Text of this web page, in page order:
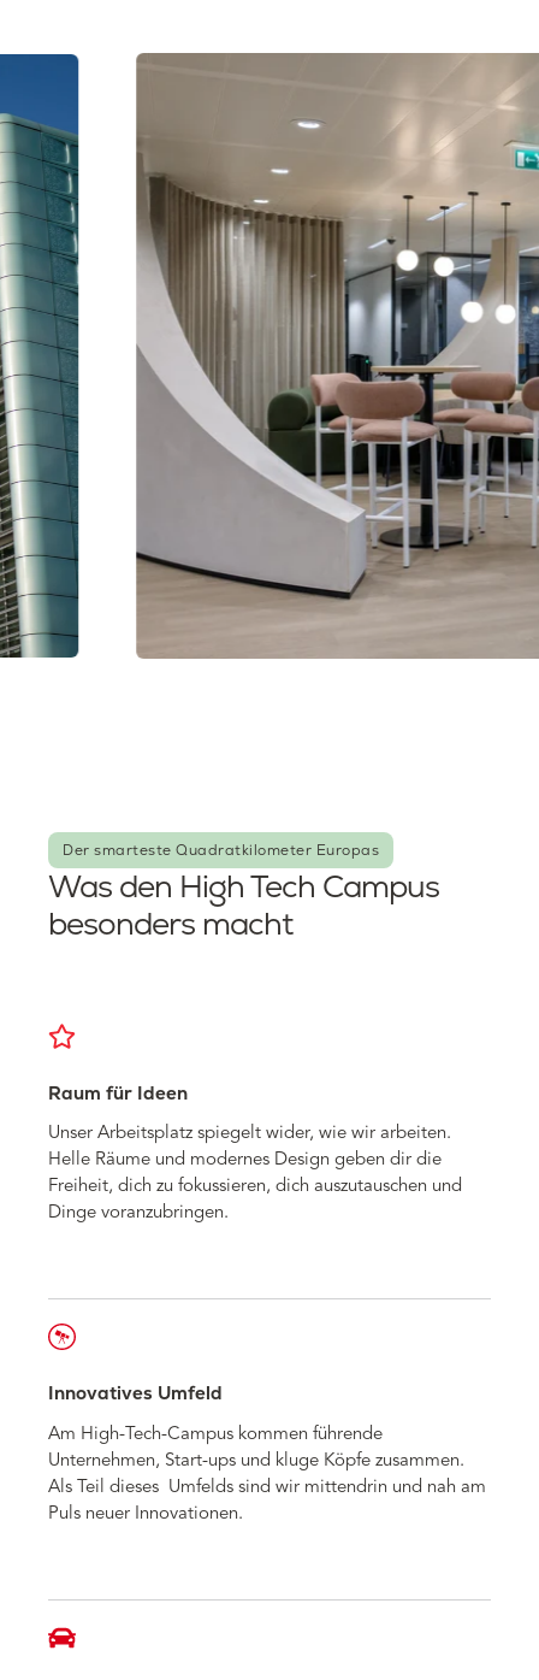
Der smarteste Quadratkilometer Europas
Was den High Tech Campus
besonders macht
Raum für Ideen
Unser Arbeitsplatz spiegelt wider, wie wir arbeiten.
Helle Räume und modernes Design geben dir die
Freiheit, dich zu fokussieren, dich auszutauschen und
Dinge voranzubringen.
Innovatives Umfeld
Am High-Tech-Campus kommen führende
Unternehmen, Start-ups und kluge Köpfe zusammen.
Als Teil dieses Umfelds sind wir mittendrin und nah am
Puls neuer Innovationen.